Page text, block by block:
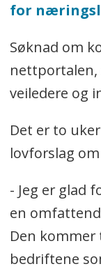
for
Søknad om
nettportalen,
veiledere og
Det er to
lovforslag
- Jeg er glad
en
Den kommer
bedriftene